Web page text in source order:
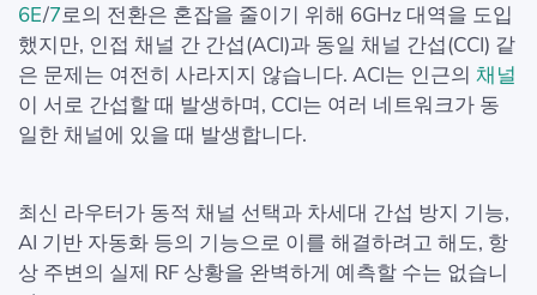
6E/7로의 전환은 혼잡을 줄이기 위해 6GHz 대역을 도입
했지만, 인접 채널 간 간섭(ACI)과 동일 채널 간섭(CCI) 같
은 문제는 여전히 사라지지 않습니다. ACI는 인근의 채널
이 서로 간섭할 때 발생하며, CCI는 여러 네트워크가 동
일한 채널에 있을 때 발생합니다.
최신 라우터가 동적 채널 선택과 차세대 간섭 방지 기능,
AI 기반 자동화 등의 기능으로 이를 해결하려고 해도, 항
상 주변의 실제 RF 상황을 완벽하게 예측할 수는 없습니